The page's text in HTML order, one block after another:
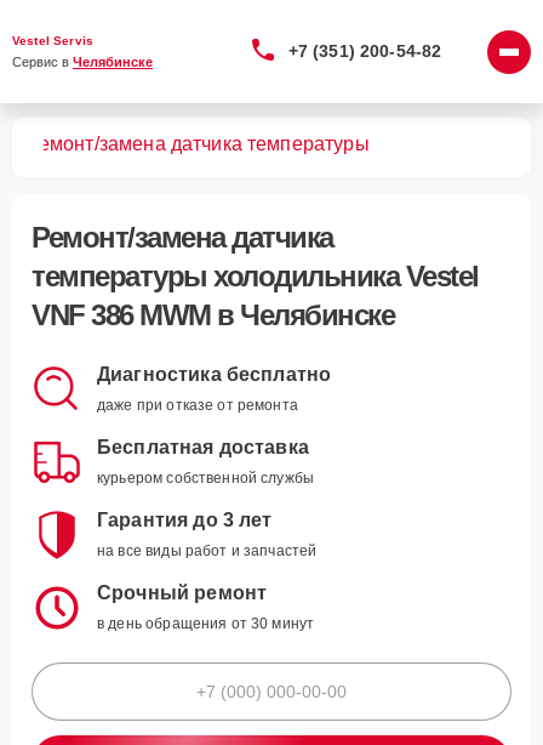
Vestel Servis
Сервис в Челябинске
+7 (351) 200-54-82
Ремонт/замена датчика температуры
Ремонт/замена датчика
температуры холодильника Vestel
VNF 386 MWM в Челябинске
Диагностика бесплатно
даже при отказе от ремонта
Бесплатная доставка
курьером собственной службы
Гарантия до 3 лет
на все виды работ и запчастей
Срочный ремонт
в день обращения от 30 минут